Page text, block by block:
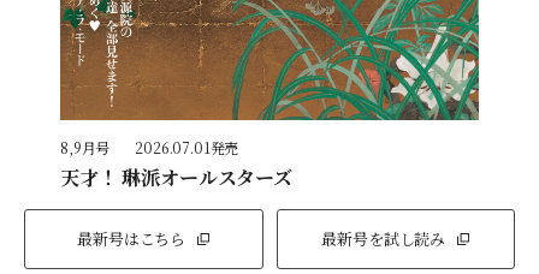
8,9月号 2026.07.01発売
天才！ 琳派オールスターズ
最新号はこちら 最新号を試し読み